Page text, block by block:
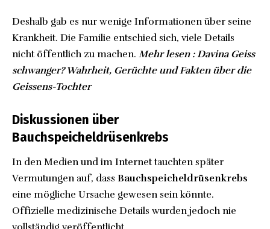
Deshalb gab es nur wenige Informationen über seine
Krankheit. Die Familie entschied sich, viele Details
nicht öffentlich zu machen. Mehr lesen :Davina Geiss
schwanger? Wahrheit, Gerüchte und Fakten über die
Geissens-Tochter
Diskussionen über
Bauchspeicheldrüsenkrebs
In den Medien und im Internet tauchten später
Vermutungen auf, dass Bauchspeicheldrüsenkrebs
eine mögliche Ursache gewesen sein könnte.
Offizielle medizinische Details wurden jedoch nie